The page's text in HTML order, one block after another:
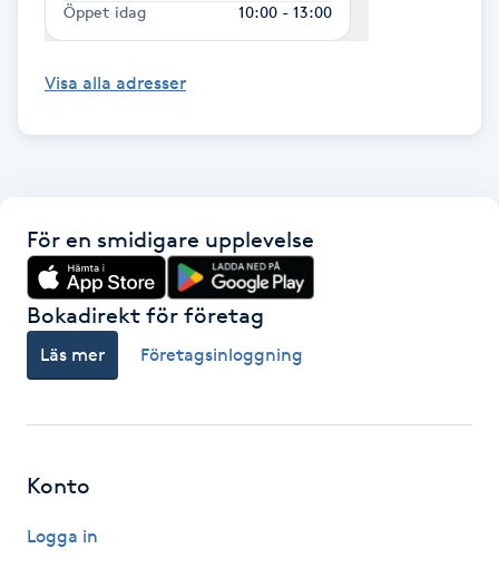
Gruppträning
Gua Sha-massage
H
Headspa
Healing
Herrklippning
HIFU
Hollywood Peel
Öppet idag 10:00 - 13:00
Visa alla adresser
För en smidigare upplevelse
Bokadirekt för företag
Läs mer Företagsinloggning
Konto
Logga in